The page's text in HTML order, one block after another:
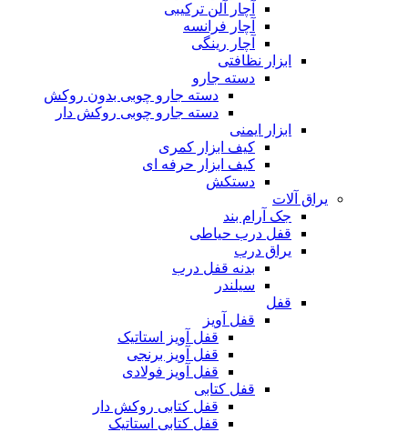
آچار آلن ترکیبی
آچار فرانسه
آچار رینگی
ابزار نظافتی
دسته جارو
دسته جارو چوبی بدون روکش
دسته جارو چوبی روکش دار
ابزار ایمنی
کیف ابزار کمری
کیف ابزار حرفه ای
دستکش
یراق آلات
جک آرام بند
قفل درب حیاطی
یراق درب
بدنه قفل درب
سیلندر
قفل
قفل آویز
قفل آویز استاتیک
قفل آویز برنجی
قفل آویز فولادی
قفل کتابی
قفل کتابی روکش دار
قفل کتابی استاتیک